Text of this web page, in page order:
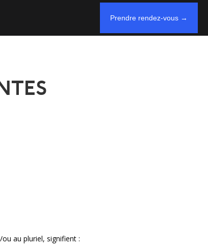
Prendre rendez-vous →
au pluriel, signifient :